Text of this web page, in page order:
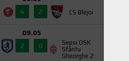
4
2 CS Blejoi
09.05
2
0 Sepsi OSK
Sfântu
Gheorghe 2